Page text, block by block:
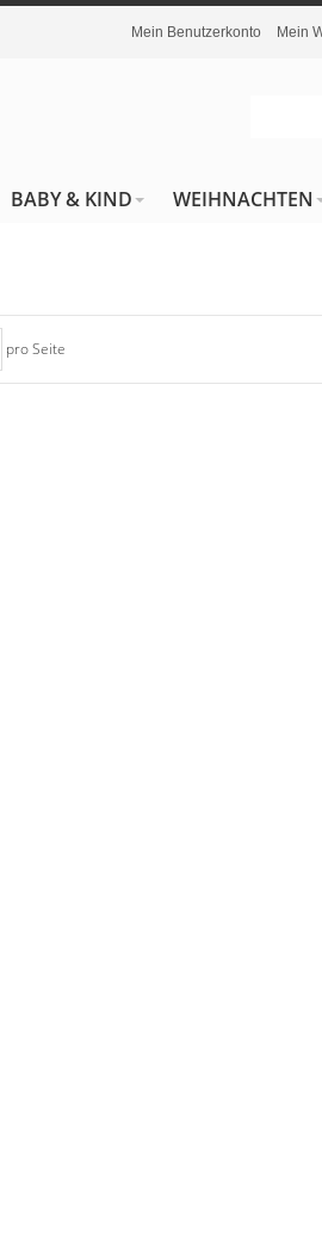
Mein Benutzerkonto Mein
BABY & KIND WEIHNACHTEN
pro Seite